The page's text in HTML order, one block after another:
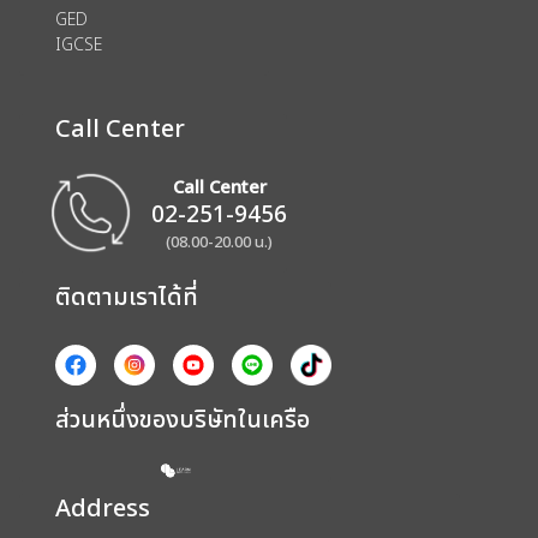
GED
IGCSE
Call Center
Call Center
02-251-9456
(08.00-20.00 น.)
ติดตามเราได้ที่
ส่วนหนึ่งของบริษัทในเครือ
Address